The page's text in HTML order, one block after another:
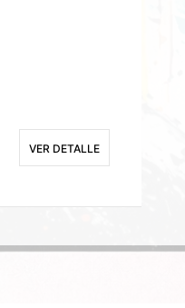
VER DETALLE